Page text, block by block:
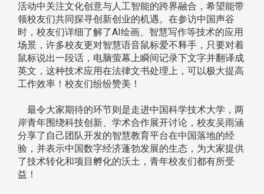
活动中关注文化创意与人工智能的跨界融合，希望能带
领校友们共同探寻创新创业的机遇。在参访中国声谷
时，校友们详细了解了AI绘画、智慧写作等技术的应用
场景，许多校友更对智慧语音鼠标爱不释手，只要对着
鼠标说出一段话，电脑萤幕上瞬间记录下文字并翻译成
英文，这种技术应用在法律文书处理上，可以极大提高
工作效率！校友们纷纷赞美！
最令大家期待的环节则是走进中国科学技术大学，两
岸青年围绕科技创新、学术合作展开讨论，校友吴雨涵
分享了自己团队开发的智慧教育平台在中国落地的经
验，并表示中国数字经济蓬勃发展的生态，为大家提供
了技术转化和项目孵化的沃土，青年校友们都有所受
益！